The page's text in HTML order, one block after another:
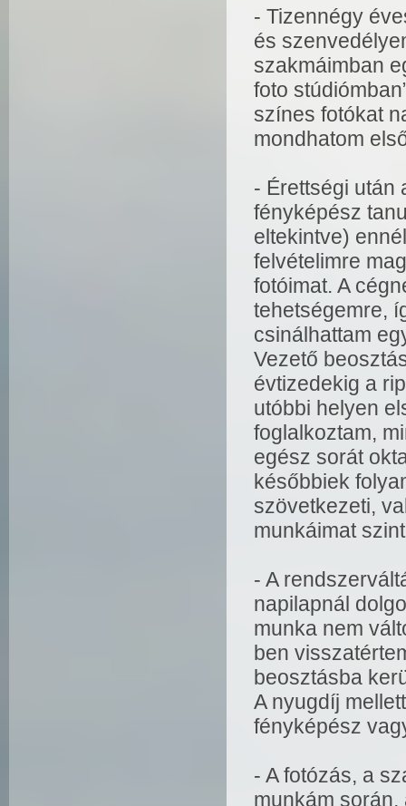
- Tizennégy
és
szakmáimban
foto
színes fotókat
mondhatom
- Érettségi után
fényképész
eltekintve)
felvételimre
fotóimat. A
tehetségemre,
csinálhattam
Vezető
évtizedekig a
utóbbi helyen
foglalkoztam,
egész sorát
későbbiek
szövetkezeti,
munkáimat
- A
napilapnál
munka nem
ben
beosztásba
A nyugdíj
fényképész
- A fotózás, a
munkám